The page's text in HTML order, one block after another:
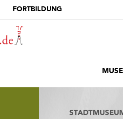
FORTBILDUNG